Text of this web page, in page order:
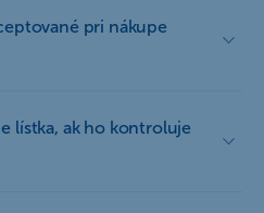
pri nákupe
lístka, ak ho kontroluje